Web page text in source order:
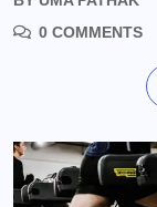
0 COMMENTS